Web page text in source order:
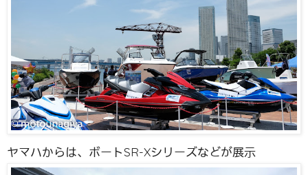
ヤマハからは、ボートSR-Xシリーズなどが展示